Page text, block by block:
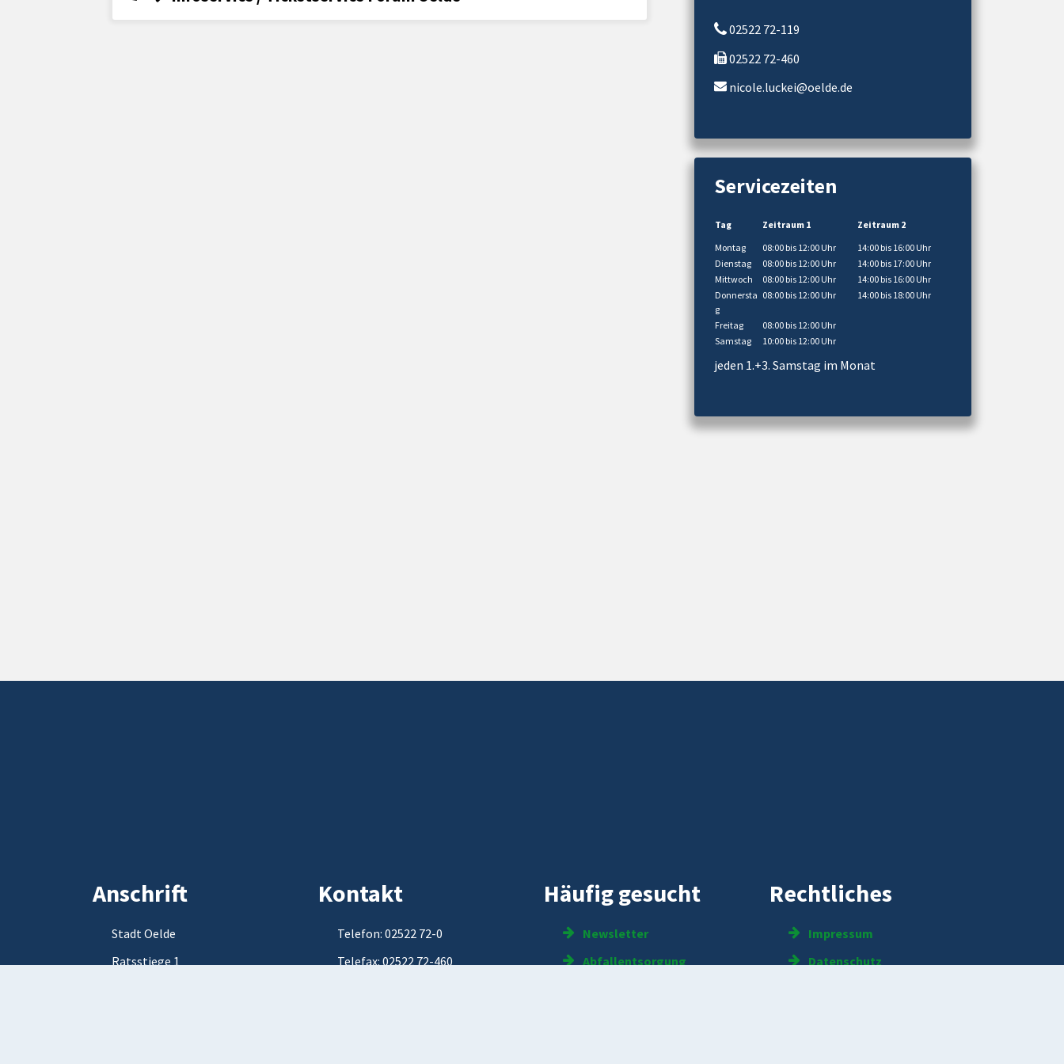
02522 72-119
02522 72-460
nicole.luckei@oelde.de
Servicezeiten
Tag Zeitraum 1
Zeitraum 2
Montag
08:00 bis 12:00 Uhr
14:00 bis 16:00 Uhr
Dienstag
08:00 bis 12:00 Uhr
14:00 bis 17:00 Uhr
Mittwoch
08:00 bis 12:00 Uhr
14:00 bis 16:00 Uhr
Donnersta
g
08:00 bis 12:00 Uhr 14:00 bis 18:00 Uhr
Freitag
08:00 bis 12:00 Uhr
Samstag
10:00 bis 12:00 Uhr
jeden 1.+3. Samstag im Monat
Anschrift
Stadt Oelde
Ratsstiege 1
Kontakt
Telefon: 02522 72-0
Telefax: 02522 72-460
Häufig gesucht
Newsletter
Abfallentsorgung
Rechtliches
Impressum
Datenschutz